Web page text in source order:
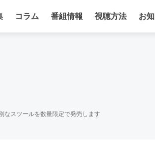
コラム 番組情報 視聴方法 お
なスツールを数量限定で発売します